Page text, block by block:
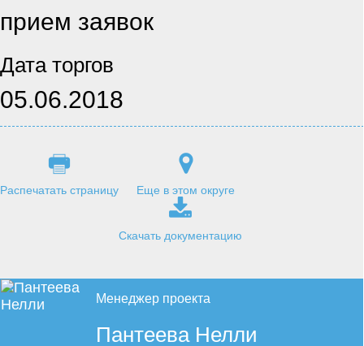
прием заявок
Дата торгов
05.06.2018
Распечатать страницу Еще в этом округе
Скачать документацию
Менеджер проекта
Пантеева Нелли